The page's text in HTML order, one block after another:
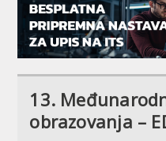
13.
obrazovanja –